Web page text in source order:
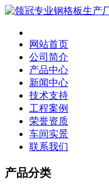
网站首页
公司简介
产品中心
新闻中心
技术支持
工程案例
荣誉资质
车间实景
联系我们
产品分类